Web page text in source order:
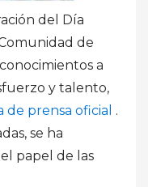
del Día
de
a
y talento,
de prensa oficial .
se ha
papel de las